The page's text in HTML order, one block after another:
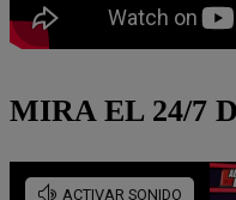
MIRA EL 24/7